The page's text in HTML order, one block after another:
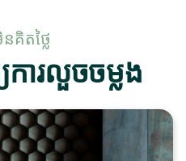
តថ្លៃ
ការលួចចម្លង